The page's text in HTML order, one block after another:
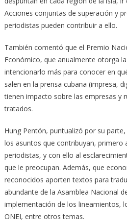
Acciones conjuntas de superación y
periodistas pueden contribuir a ello.
También comentó que el Premio
Económico, que anualmente otorga
intencionarlo más para conocer en
salen en la prensa cubana (impresa,
tienen impacto sobre las empresas y
tratados.
Hung Pentón, puntualizó por su
los asuntos que contribuyan, primero
periodistas, y con ello al
que le preocupan. Además, que
reconocidos aporten textos para
abundante de la Asamblea Nacional
implementación de los lineamientos,
ONEI, entre otros temas.